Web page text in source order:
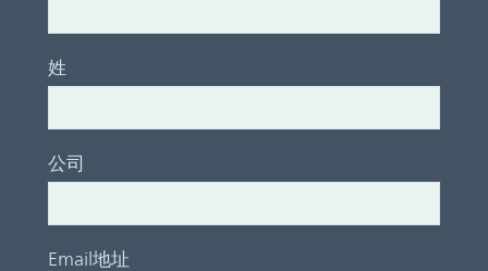
姓
公司
Email地址